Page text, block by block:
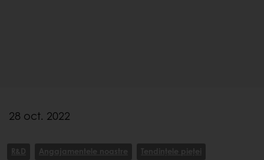
28 oct. 2022
R&D Angajamentele noastre Tendințele pieței